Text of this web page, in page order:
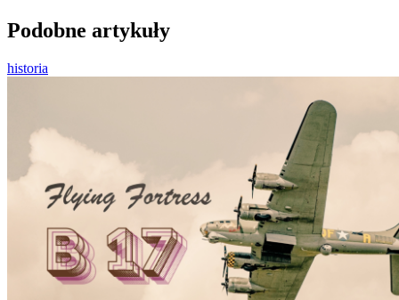
Podobne artykuły
historia